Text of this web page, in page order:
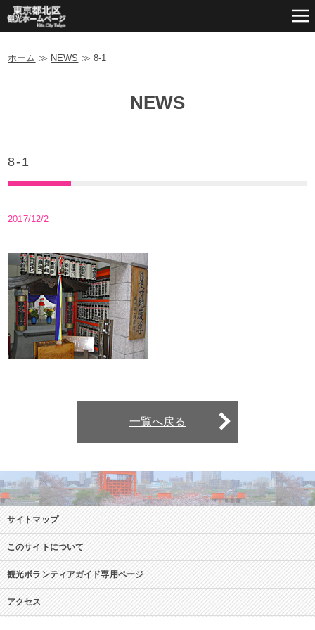
ホーム ≫ NEWS ≫ 8-1
NEWS
8-1
2017/12/2
一覧へ戻る
サイトマップ
このサイトについて
観光ボランティアガイド専用ページ
アクセス